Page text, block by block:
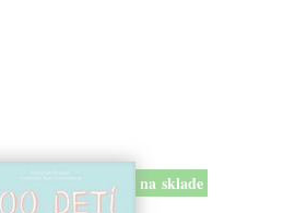
na sklade